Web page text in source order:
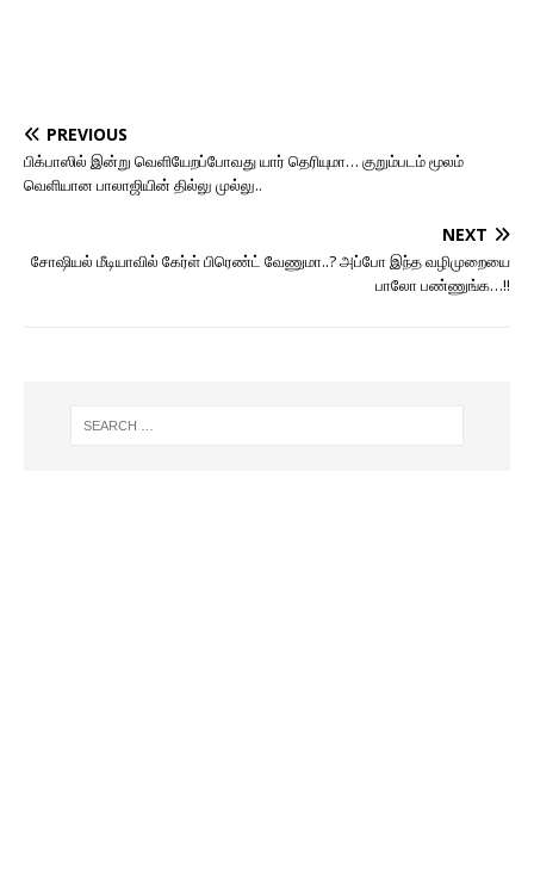
PREVIOUS
பிக்பாஸில் இன்று வெளியேறப்போவது யார் தெரியுமா… குறும்படம் மூலம்
வெளியான பாலாஜியின் தில்லு முல்லு..
NEXT
சோஷியல் மீடியாவில் கேர்ள் பிரெண்ட் வேணுமா..? அப்போ இந்த வழிமுறையை
பாலோ பண்ணுங்க…!!